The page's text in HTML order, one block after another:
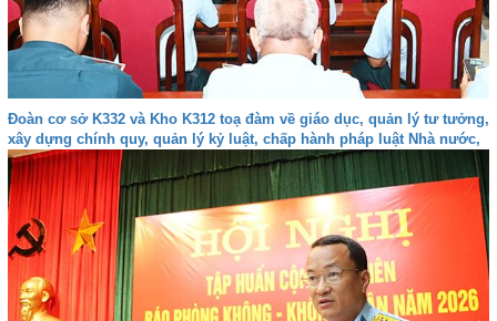
Đoàn cơ sở K332 và Kho K312 toạ đàm về giáo dục, quản lý tư tưởng,
xây dựng chính quy, quản lý kỷ luật, chấp hành pháp luật Nhà nước,
kỷ luật Quân đội và bảo đảm an toàn trong các hoạt động